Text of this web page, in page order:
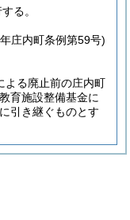
る。
庄内町条例第59号)
よる廃止前の庄内町
育施設整備基金に
引き継ぐものとす